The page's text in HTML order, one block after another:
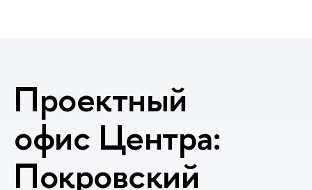
Проектный
офис Центра:
Покровский